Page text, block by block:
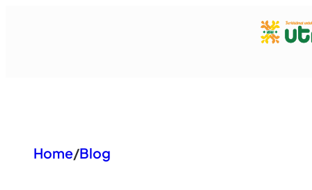
Home/Blog